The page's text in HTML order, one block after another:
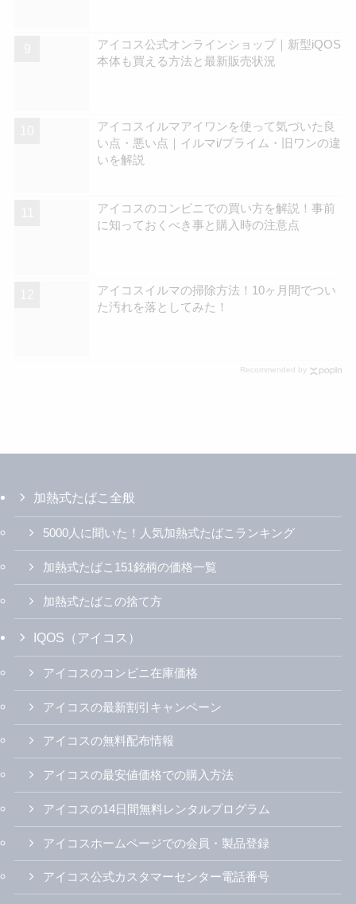
アイコス公式オンラインショップ｜新型iQOS
本体も買える方法と最新販売状況
アイコスイルマアイワンを使って気づいた良
い点・悪い点｜イルマi/プライム・旧ワンの違
いを解説
アイコスのコンビニでの買い方を解説！事前
に知っておくべき事と購入時の注意点
アイコスイルマの掃除方法！10ヶ月間でつい
た汚れを落としてみた！
Recommended by
加熱式たばこ全般
5000人に聞いた！人気加熱式たばこランキング
加熱式たばこ151銘柄の価格一覧
加熱式たばこの捨て方
IQOS（アイコス）
アイコスのコンビニ在庫価格
アイコスの最新割引キャンペーン
アイコスの無料配布情報
アイコスの最安値価格での購入方法
アイコスの14日間無料レンタルプログラム
アイコスホームページでの会員・製品登録
アイコス公式カスタマーセンター電話番号